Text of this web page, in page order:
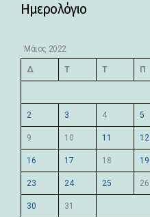
Ημερολόγιο
Μάιος 2022
Δ Τ Τ Π
2 3 4 5
9 10 11 12
16 17 18 19
23 24 25 26
30 31